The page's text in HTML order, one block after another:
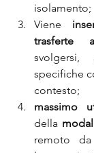
isolamento;
Viene
trasferte
specifiche
contesto;
massimo
della
remoto